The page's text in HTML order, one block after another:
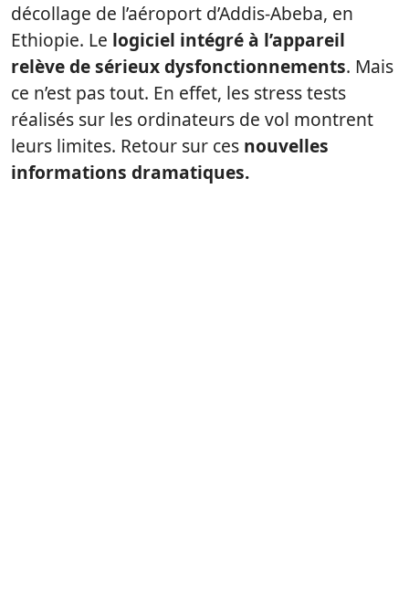
décollage de l’aéroport d’Addis-Abeba, en
Ethiopie. Le logiciel intégré à l’appareil
relève de sérieux dysfonctionnements. Mais
ce n’est pas tout. En effet, les stress tests
réalisés sur les ordinateurs de vol montrent
leurs limites. Retour sur ces nouvelles
informations dramatiques.